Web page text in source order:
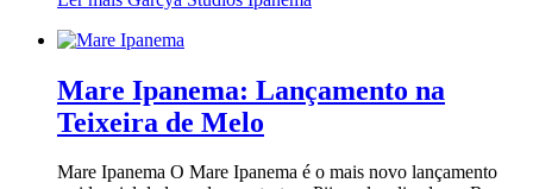
Mare Ipanema: Lançamento na
Teixeira de Melo
Mare Ipanema O Mare Ipanema é o mais novo lançamento